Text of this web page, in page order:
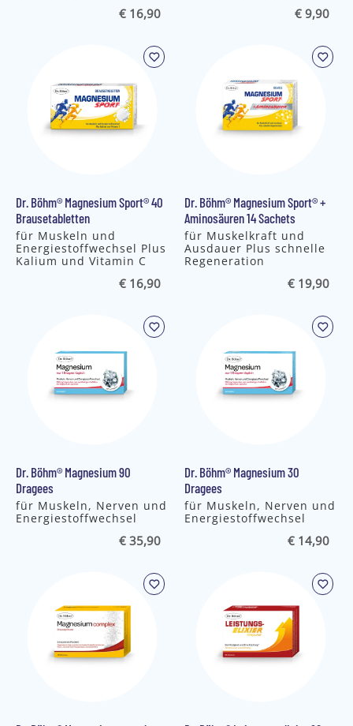
€ 16,90 € 9,90
Dr. Böhm® Magnesium Sport® 40
Brausetabletten
für Muskeln und
Energiestoffwechsel Plus
Kalium und Vitamin C
€ 16,90
Dr. Böhm® Magnesium Sport® +
Aminosäuren 14 Sachets
für Muskelkraft und
Ausdauer Plus schnelle
Regeneration
€ 19,90
Dr. Böhm® Magnesium 90
Dragees
für Muskeln, Nerven und
Energiestoffwechsel
€ 35,90
Dr. Böhm® Magnesium 30
Dragees
für Muskeln, Nerven und
Energiestoffwechsel
€ 14,90